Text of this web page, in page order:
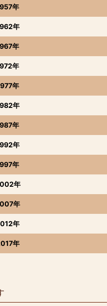
年
年
年
年
年
年
年
年
年
年
年
年
年